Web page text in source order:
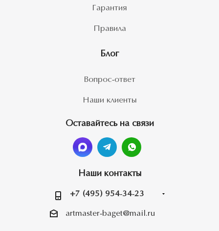
Гарантия
Правила
Блог
Вопрос-ответ
Наши клиенты
Оставайтесь на связи
Наши контакты
+7 (495) 954-34-23
artmaster-baget@mail.ru